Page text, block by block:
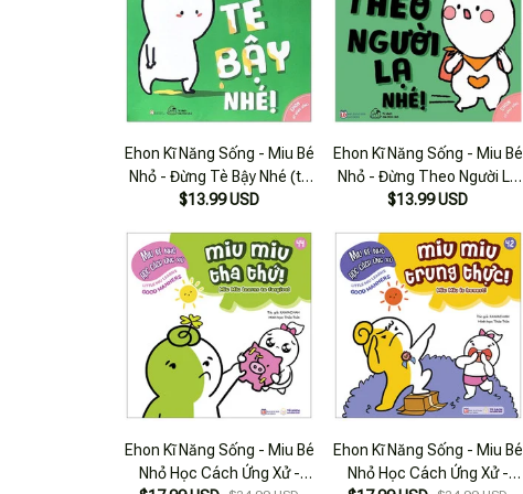
Ehon Kĩ Năng Sống - Miu Bé
Nhỏ - Đừng Tè Bậy Nhé (từ
1 - 6 Tuổi)
$13.99 USD
Ehon Kĩ Năng Sống - Miu Bé
Nhỏ - Đừng Theo Người Lạ
Nhé! (từ 1 - 6 Tuổi)
$13.99 USD
Ehon Kĩ Năng Sống - Miu Bé
Nhỏ Học Cách Ứng Xử -
Ehon Kĩ Năng Sống - Miu Bé
Nhỏ Học Cách Ứng Xử -